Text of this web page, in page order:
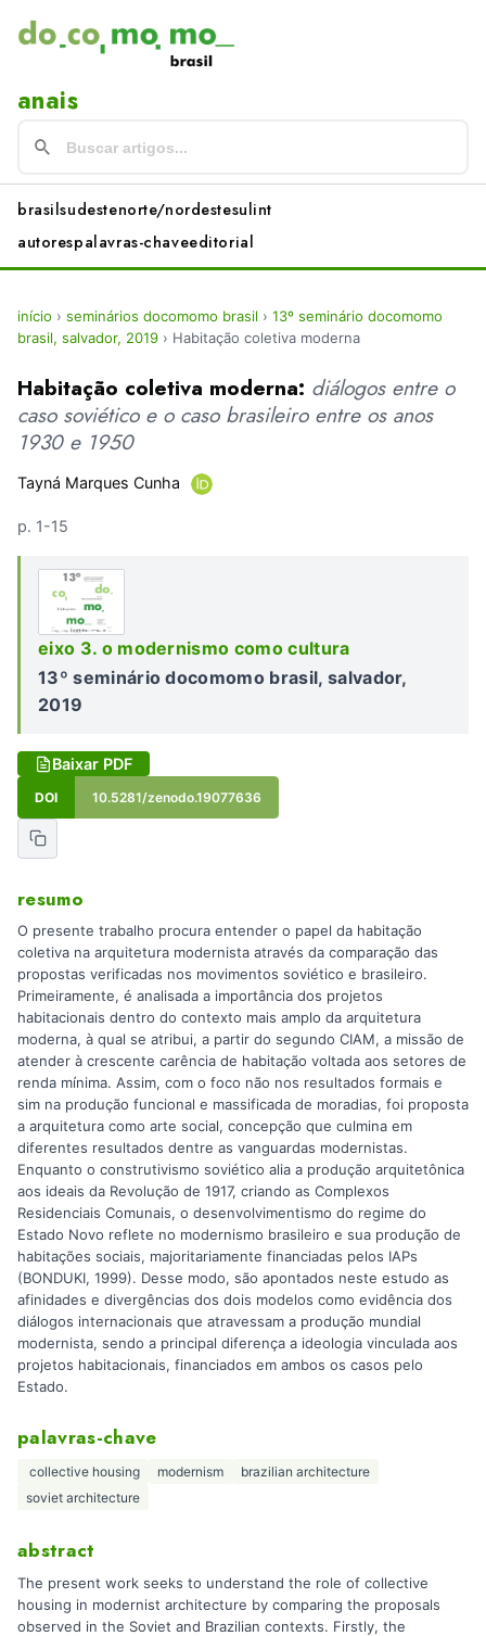
anais
brasilsudestenorte/nordestesulint
autorespalavras-chaveeditorial
início › seminários docomomo brasil › 13º seminário docomomo
brasil, salvador, 2019 › Habitação coletiva moderna
Habitação coletiva moderna: diálogos entre o
caso soviético e o caso brasileiro entre os anos
1930 e 1950
Tayná Marques Cunha
p. 1-15
eixo 3. o modernismo como cultura
13º seminário docomomo brasil, salvador,
2019
Baixar PDF
DOI 10.5281/zenodo.19077636
resumo
O presente trabalho procura entender o papel da habitação
coletiva na arquitetura modernista através da comparação das
propostas verificadas nos movimentos soviético e brasileiro.
Primeiramente, é analisada a importância dos projetos
habitacionais dentro do contexto mais amplo da arquitetura
moderna, à qual se atribui, a partir do segundo CIAM, a missão de
atender à crescente carência de habitação voltada aos setores de
renda mínima. Assim, com o foco não nos resultados formais e
sim na produção funcional e massificada de moradias, foi proposta
a arquitetura como arte social, concepção que culmina em
diferentes resultados dentre as vanguardas modernistas.
Enquanto o construtivismo soviético alia a produção arquitetônica
aos ideais da Revolução de 1917, criando as Complexos
Residenciais Comunais, o desenvolvimentismo do regime do
Estado Novo reflete no modernismo brasileiro e sua produção de
habitações sociais, majoritariamente financiadas pelos IAPs
(BONDUKI, 1999). Desse modo, são apontados neste estudo as
afinidades e divergências dos dois modelos como evidência dos
diálogos internacionais que atravessam a produção mundial
modernista, sendo a principal diferença a ideologia vinculada aos
projetos habitacionais, financiados em ambos os casos pelo
Estado.
palavras-chave
​ collective housing modernism
brazilian architecture
soviet architecture
abstract
The present work seeks to understand the role of collective
housing in modernist architecture by comparing the proposals
observed in the Soviet and Brazilian contexts. Firstly, the